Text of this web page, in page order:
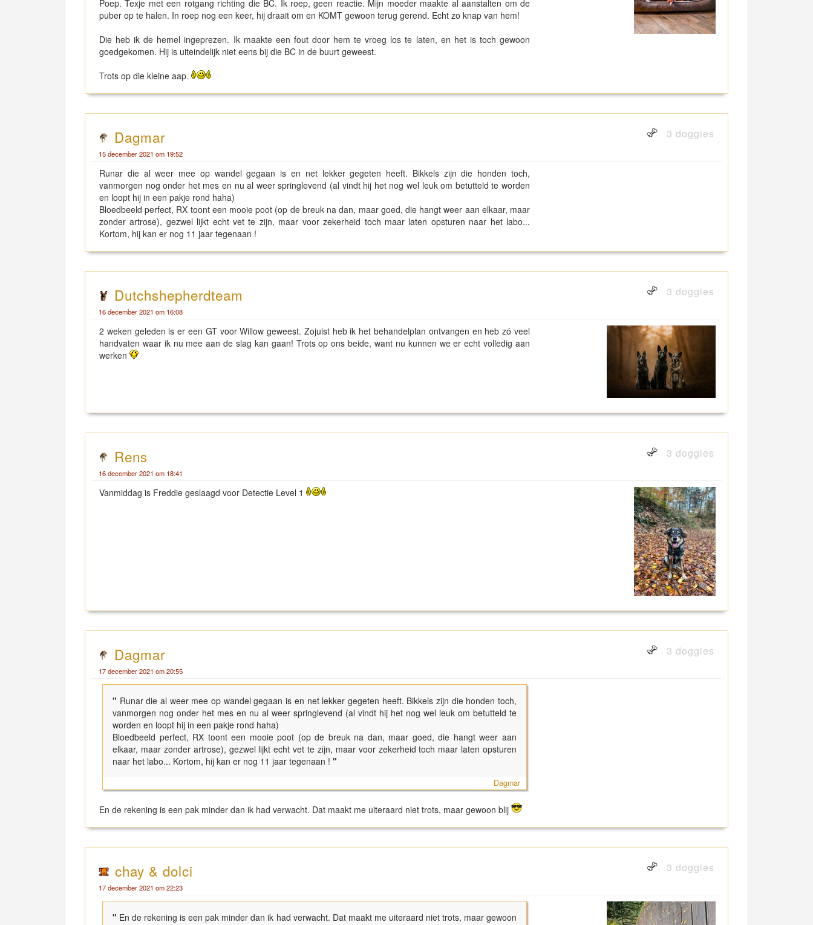
Poep. Texje met een rotgang richting die BC. Ik roep, geen reactie. Mijn moeder maakte al aanstalten om de
puber op te halen. In roep nog een keer, hij draait om en KOMT gewoon terug gerend. Echt zo knap van hem!
Die heb ik de hemel ingeprezen. Ik maakte een fout door hem te vroeg los te laten, en het is toch gewoon
goedgekomen. Hij is uiteindelijk niet eens bij die BC in de buurt geweest.
Trots op die kleine aap.
Dagmar 3 doggies
15 december 2021 om 19:52
Runar die al weer mee op wandel gegaan is en net lekker gegeten heeft. Bikkels zijn die honden toch,
vanmorgen nog onder het mes en nu al weer springlevend (al vindt hij het nog wel leuk om betutteld te worden
en loopt hij in een pakje rond haha)
Bloedbeeld perfect, RX toont een mooie poot (op de breuk na dan, maar goed, die hangt weer aan elkaar, maar
zonder artrose), gezwel lijkt echt vet te zijn, maar voor zekerheid toch maar laten opsturen naar het labo...
Kortom, hij kan er nog 11 jaar tegenaan !
Dutchshepherdteam 3 doggies
16 december 2021 om 16:08
2 weken geleden is er een GT voor Willow geweest. Zojuist heb ik het behandelplan ontvangen en heb zó veel
handvaten waar ik nu mee aan de slag kan gaan! Trots op ons beide, want nu kunnen we er echt volledig aan
werken
Rens 3 doggies
16 december 2021 om 18:41
Vanmiddag is Freddie geslaagd voor Detectie Level 1
Dagmar 3 doggies
17 december 2021 om 20:55
" Runar die al weer mee op wandel gegaan is en net lekker gegeten heeft. Bikkels zijn die honden toch,
vanmorgen nog onder het mes en nu al weer springlevend (al vindt hij het nog wel leuk om betutteld te
worden en loopt hij in een pakje rond haha)
Bloedbeeld perfect, RX toont een mooie poot (op de breuk na dan, maar goed, die hangt weer aan
elkaar, maar zonder artrose), gezwel lijkt echt vet te zijn, maar voor zekerheid toch maar laten opsturen
naar het labo... Kortom, hij kan er nog 11 jaar tegenaan ! "
Dagmar
En de rekening is een pak minder dan ik had verwacht. Dat maakt me uiteraard niet trots, maar gewoon blij
chay & dolci 3 doggies
17 december 2021 om 22:23
" En de rekening is een pak minder dan ik had verwacht. Dat maakt me uiteraard niet trots, maar gewoon